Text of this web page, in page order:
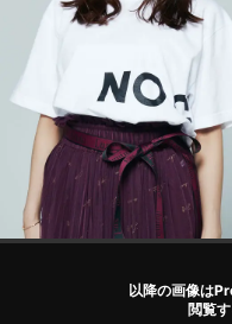
以降の画像は
閲覧